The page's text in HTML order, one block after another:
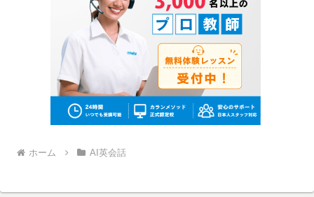
ホーム AI英会話